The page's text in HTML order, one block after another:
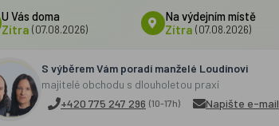
U Vás doma
Zítra (07.08.2026)
Na výdejním místě
Zítra (07.08.2026)
S výběrem Vám poradí manželé Loudínovi
majitelé obchodu s dlouholetou praxí
+420 775 247 296 (10-17h) Napište e-mail